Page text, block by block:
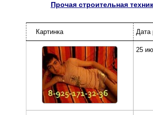
Прочая строительная
Картинка Дата
25